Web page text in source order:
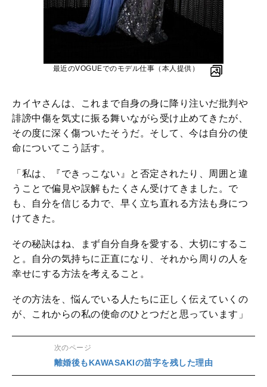
最近のVOGUEでのモデル仕事（本人提供）
カイヤさんは、これまで自身の身に降り注いだ批判や
誹謗中傷を気丈に振る舞いながら受け止めてきたが、
その度に深く傷ついたそうだ。そして、今は自分の使
命についてこう話す。
「私は、『できっこない』と否定されたり、周囲と違
うことで偏見や誤解もたくさん受けてきました。で
も、自分を信じる力で、早く立ち直れる方法も身につ
けてきた。
その秘訣はね、まず自分自身を愛する、大切にするこ
と。自分の気持ちに正直になり、それから周りの人を
幸せにする方法を考えること。
その方法を、悩んでいる人たちに正しく伝えていくの
が、これからの私の使命のひとつだと思っています」
次のページ
離婚後もKAWASAKIの苗字を残した理由